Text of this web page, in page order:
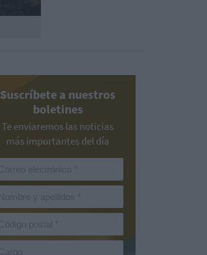
Suscríbete a nuestros
boletines
Te enviaremos las noticias
más importantes del día